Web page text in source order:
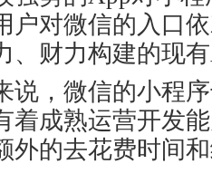
户对微信的入口
、财力构建的现
说，微信的小程
着成熟运营开发
外的去花费时间